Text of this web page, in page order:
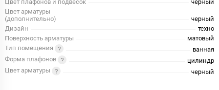
Цвет плафонов и подвесок
черный
Цвет арматуры
(дополнительно)
черный
Дизайн
техно
Поверхность арматуры
матовый
Тип помещения
ванная
Форма плафонов
цилиндр
Цвет арматуры
черный